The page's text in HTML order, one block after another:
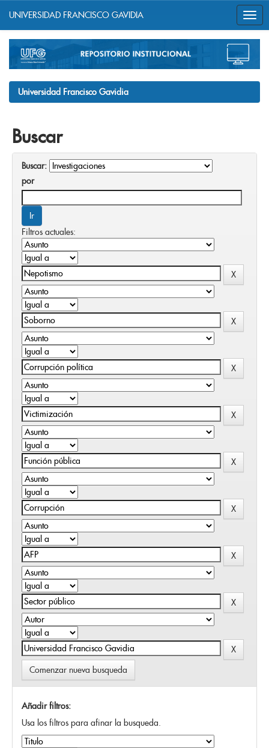
navigation
UNIVERSIDAD FRANCISCO GAVIDIA
Universidad Francisco Gavidia
Buscar
Buscar:
por
Filtros actuales:
Comenzar nueva busqueda
Añadir filtros:
Usa los filtros para afinar la busqueda.